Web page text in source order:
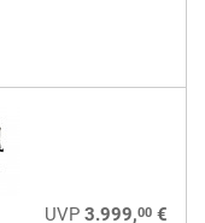
UVP 3.999,00€